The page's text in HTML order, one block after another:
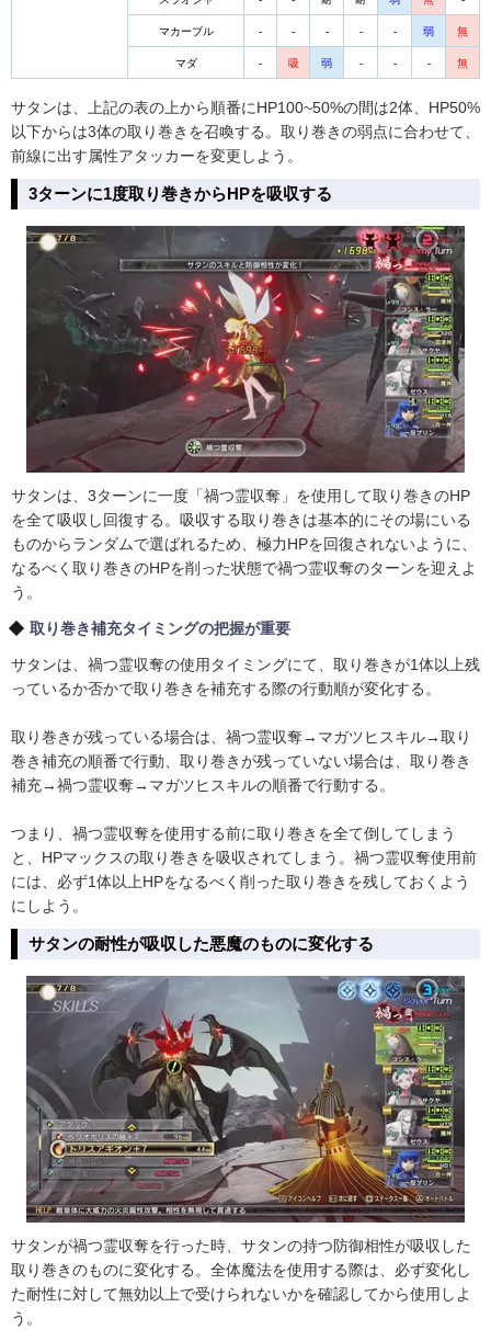
マカーブル - - - - - 弱 無
マダ - 吸 弱 - - - 無
サタンは、上記の表の上から順番にHP100~50%の間は2体、HP50%
以下からは3体の取り巻きを召喚する。取り巻きの弱点に合わせて、
前線に出す属性アタッカーを変更しよう。
3ターンに1度取り巻きからHPを吸収する
サタンは、3ターンに一度「禍つ霊収奪」を使用して取り巻きのHP
を全て吸収し回復する。吸収する取り巻きは基本的にその場にいる
ものからランダムで選ばれるため、極力HPを回復されないように、
なるべく取り巻きのHPを削った状態で禍つ霊収奪のターンを迎えよ
う。
取り巻き補充タイミングの把握が重要
サタンは、禍つ霊収奪の使用タイミングにて、取り巻きが1体以上残
っているか否かで取り巻きを補充する際の行動順が変化する。
取り巻きが残っている場合は、禍つ霊収奪→マガツヒスキル→取り
巻き補充の順番で行動、取り巻きが残っていない場合は、取り巻き
補充→禍つ霊収奪→マガツヒスキルの順番で行動する。
つまり、禍つ霊収奪を使用する前に取り巻きを全て倒してしまう
と、HPマックスの取り巻きを吸収されてしまう。禍つ霊収奪使用前
には、必ず1体以上HPをなるべく削った取り巻きを残しておくよう
にしよう。
サタンの耐性が吸収した悪魔のものに変化する
サタンが禍つ霊収奪を行った時、サタンの持つ防御相性が吸収した
取り巻きのものに変化する。全体魔法を使用する際は、必ず変化し
た耐性に対して無効以上で受けられないかを確認してから使用しよ
う。